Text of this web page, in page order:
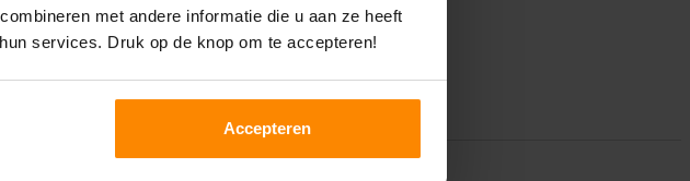
met andere informatie die u aan ze heeft
services. Druk op de knop om te accepteren!
Accepteren